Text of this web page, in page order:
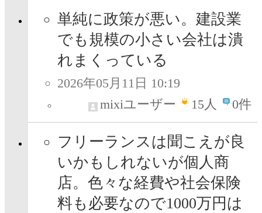
単純に政策が悪い。建設業
でも規模の小さい会社は潰
れまくっている
2026年05月11日 10:19
mixiユーザー
15人 0件
フリーランスは聞こえが良
いかもしれないが個人商
店。色々な経費や社会保険
料も必要なので1000万円は